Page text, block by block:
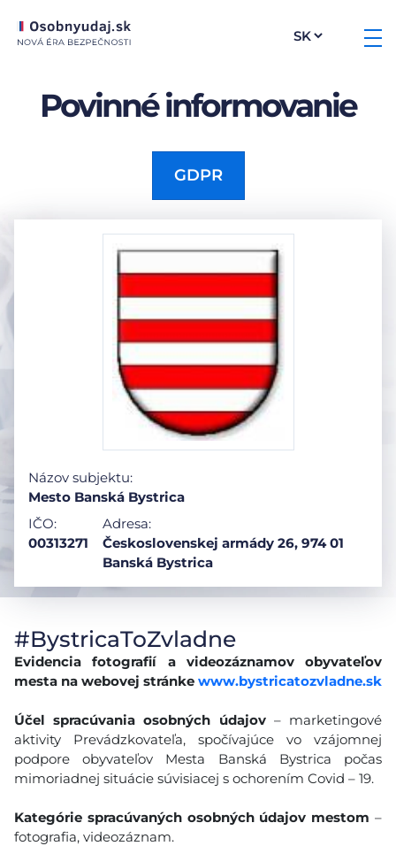
Povinné informovanie
GDPR
Názov subjektu:
Mesto Banská Bystrica
IČO:
00313271
Adresa:
Československej armády 26, 974 01
Banská Bystrica
#BystricaToZvladne
Evidencia fotografií a videozáznamov obyvateľov
mesta na webovej stránke www.bystricatozvladne.sk
Účel spracúvania osobných údajov– marketingové
aktivity Prevádzkovateľa, spočívajúce vo vzájomnej
podpore obyvateľov Mesta Banská Bystrica počas
mimoriadnej situácie súvisiacej s ochorením Covid – 19.
Kategórie spracúvaných osobných údajov mestom –
fotografia, videozáznam.